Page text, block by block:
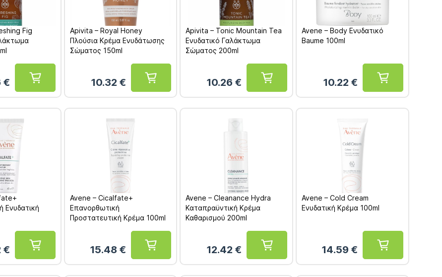
Fig
€
Apivita – Royal Honey
Πλούσια Κρέμα Ενυδάτωσης
Σώματος 150ml
10.32 €
Apivita – Tonic Mountain Tea
Ενυδατικό Γαλάκτωμα
Σώματος 200ml
10.26€
Avene – Body Ενυδατικό
Baume 100ml
10.22 €
Ενυδατική
€
Avene – Cicalfate+
Επανορθωτική
Προστατευτική Κρέμα 100ml
15.48 €
Avene – Cleanance Hydra
Καταπραϋντική Κρέμα
Καθαρισμού 200ml
12.42€
Avene – Cold Cream
Ενυδατική Κρέμα 100ml
14.59 €